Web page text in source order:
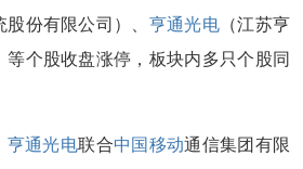
股份有限公司）、 亨通光电 （江苏亨
等个股收盘涨停，板块内多只个股同
亨通光电联合中国移动通信集团有限